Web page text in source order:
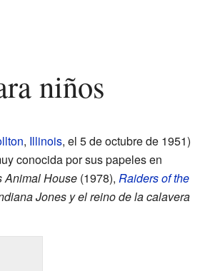
niños
, Illinois, el 5 de octubre de 1951)
conocida por sus papeles en
Animal House(1978), Raiders of the
Jones y el reino de la calavera